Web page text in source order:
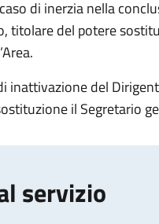
di inerzia nella
titolare del potere
inattivazione del
il Segretario
servizio